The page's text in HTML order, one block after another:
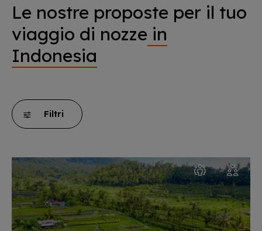
Le nostre proposte per il tuo
viaggio di nozze in
Indonesia
Filtri